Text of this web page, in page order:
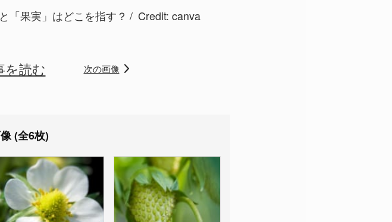
「果実」はどこを指す？ Credit: canva
を読む 次の画像
(全6枚)